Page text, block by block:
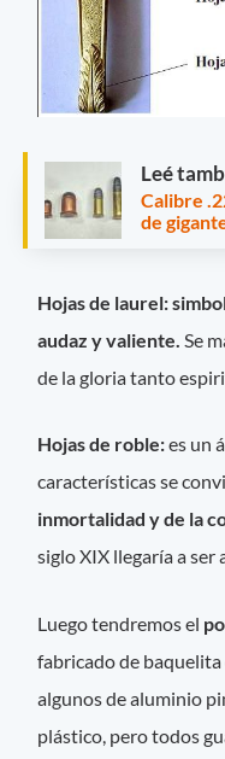
Leé
Calibre
de
Hojas de laurel:
audaz y valiente.Se
de la gloria tanto
Hojas de roble:es un
características se
inmortalidad y de la
siglo XIX llegaría a ser
Luego tendremos el
fabricado de baquelita
algunos de aluminio
plástico, pero todos